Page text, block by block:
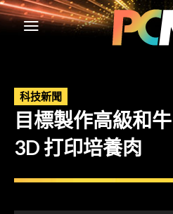
科技新聞
目標製作高級和
3D 打印培養肉